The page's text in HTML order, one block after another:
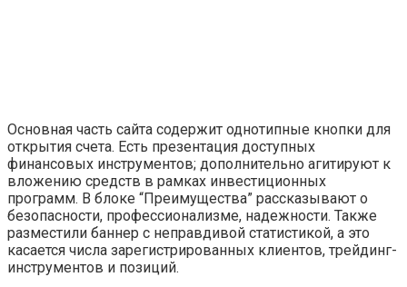
Основная часть сайта содержит однотипные кнопки для
открытия счета. Есть презентация доступных
финансовых инструментов; дополнительно агитируют к
вложению средств в рамках инвестиционных
программ. В блоке “Преимущества” рассказывают о
безопасности, профессионализме, надежности. Также
разместили баннер с неправдивой статистикой, а это
касается числа зарегистрированных клиентов, трейдинг-
инструментов и позиций.